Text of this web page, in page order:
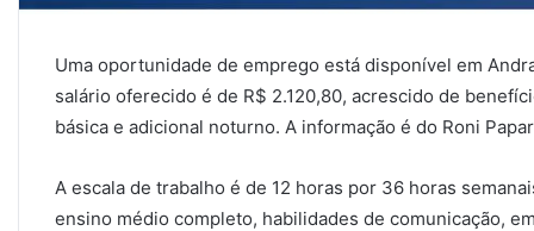
Uma oportunidade de emprego está disponível em
salário oferecido é de R$ 2.120,80, acrescido de
básica e adicional noturno. A informação é do Roni
A escala de trabalho é de 12 horas por 36 horas
ensino médio completo, habilidades de comunicação,